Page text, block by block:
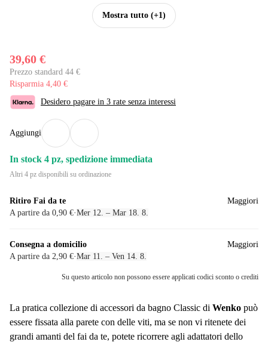
Mostra tutto (+1)
39,60 €
Prezzo standard 44 €
Risparmia 4,40 €
Desidero pagare in 3 rate senza interessi
Aggiungi
In stock 4 pz, spedizione immediata
Altri 4 pz disponibili su ordinazione
Ritiro Fai da te
A partire da 0,90 €·Mer 12. – Mar 18. 8.
Maggiori
Consegna a domicilio
A partire da 2,90 €·Mar 11. – Ven 14. 8.
Maggiori
Su questo articolo non possono essere applicati codici sconto o crediti
La pratica collezione di accessori da bagno Classic di Wenko può
essere fissata alla parete con delle viti, ma se non vi ritenete dei
grandi amanti del fai da te, potete ricorrere agli adattatori dello